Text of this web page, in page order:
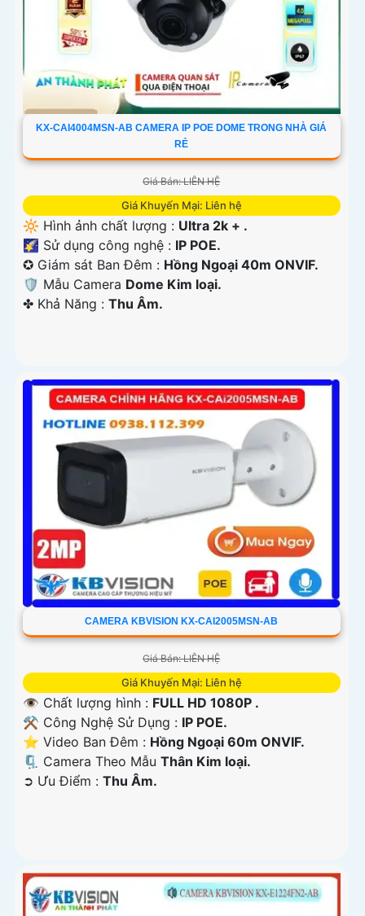
KX-CAI4004MSN-AB CAMERA IP POE DOME TRONG NHÀ GIÁ
RẺ
Giá Bán: LIÊN HỆ
Giá Khuyến Mại: Liên hệ
🔆 Hình ảnh chất lượng : Ultra 2k + .
🌠 Sử dụng công nghệ : IP POE.
✪ Giám sát Ban Đêm : Hồng Ngoại 40m ONVIF.
🛡 Mẫu Camera Dome Kim loại.
️✤ Khả Năng : Thu Âm.
CAMERA KBVISION KX-CAI2005MSN-AB
Giá Bán: LIÊN HỆ
Giá Khuyến Mại: Liên hệ
👁 Chất lượng hình : FULL HD 1080P .
⚒ Công Nghệ Sử Dụng : IP POE.
⭐ Video Ban Đêm : Hồng Ngoại 60m ONVIF.
🗜️ Camera Theo Mẫu Thân Kim loại.
️➲ Ưu Điểm : Thu Âm.